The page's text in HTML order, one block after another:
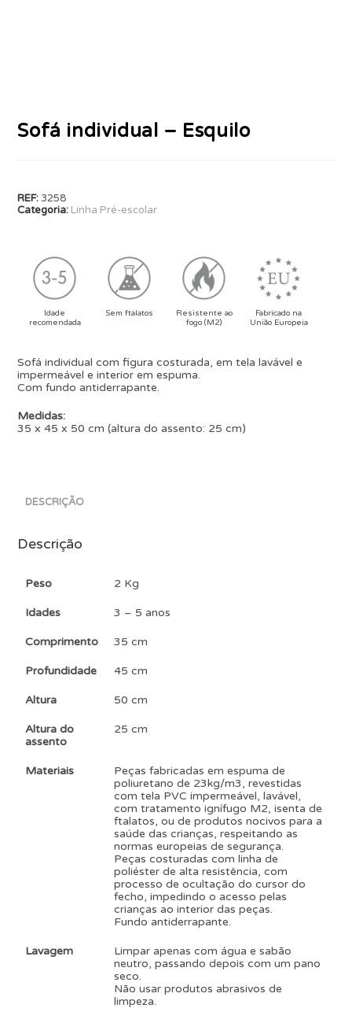
Sofá individual – Esquilo
REF:3258
Categoria: Linha Pré-escolar
Idade
recomendada
Sem ftalatos
Resistente ao
fogo (M2)
Fabricado na
União Europeia
Sofá individual com figura costurada, em tela lavável e
impermeável e interior em espuma.
Com fundo antiderrapante.
Medidas:
35 x 45 x 50 cm (altura do assento: 25 cm)
DESCRIÇÃO
Descrição
Peso 2 Kg
Idades 3 – 5 anos
Comprimento 35 cm
Profundidade 45 cm
Altura 50 cm
Altura do
assento
25 cm
Materiais
Peças fabricadas em espuma de
poliuretano de 23kg/m3, revestidas
com tela PVC impermeável, lavável,
com tratamento ignífugo M2, isenta de
ftalatos, ou de produtos nocivos para a
saúde das crianças, respeitando as
normas europeias de segurança.
Peças costuradas com linha de
poliéster de alta resistência, com
processo de ocultação do cursor do
fecho, impedindo o acesso pelas
crianças ao interior das peças.
Fundo antiderrapante.
Lavagem
Limpar apenas com água e sabão
neutro, passando depois com um pano
seco.
Não usar produtos abrasivos de
limpeza.